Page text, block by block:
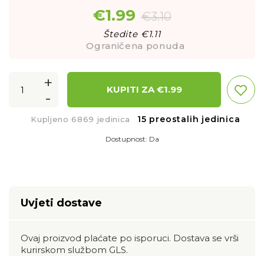
€1.99 €3.10
Štedite €1.11
Ograničena ponuda
+
-
KUPITI ZA €1.99
Kupljeno 6869 jedinica 15 preostalih jedinica
Dostupnost: Da
Uvjeti dostave
Ovaj proizvod plaćate po isporuci. Dostava se vrši
kurirskom službom GLS.